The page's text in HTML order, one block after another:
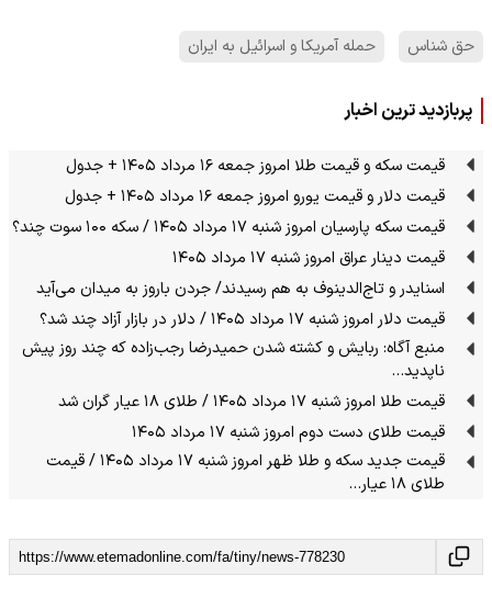
حق شناس حمله آمریکا و اسرائیل به ایران
پربازدید ترین اخبار
قیمت سکه و قیمت طلا امروز جمعه ۱۶ مرداد ۱۴۰۵ + جدول
قیمت دلار و قیمت یورو امروز جمعه ۱۶ مرداد ۱۴۰۵ + جدول
قیمت سکه پارسیان امروز شنبه ۱۷ مرداد ۱۴۰۵ / سکه ۱۰۰ سوت چند؟
قیمت دینار عراق امروز شنبه ۱۷ مرداد ۱۴۰۵
اسنایدر و تاج‌الدینوف به هم رسیدند/ جردن باروز به میدان می‌آید
قیمت دلار امروز شنبه ۱۷ مرداد ۱۴۰۵ / دلار در بازار آزاد چند شد؟
منبع آگاه: ربایش و کشته شدن حمیدرضا رجب‌زاده که چند روز پیش
ناپدید…
قیمت طلا امروز شنبه ۱۷ مرداد ۱۴۰۵ / طلای ۱۸ عیار گران شد
قیمت طلای دست دوم امروز شنبه ۱۷ مرداد ۱۴۰۵
قیمت جدید سکه و طلا ظهر امروز شنبه ۱۷ مرداد ۱۴۰۵ / قیمت
طلای ۱۸ عیار…